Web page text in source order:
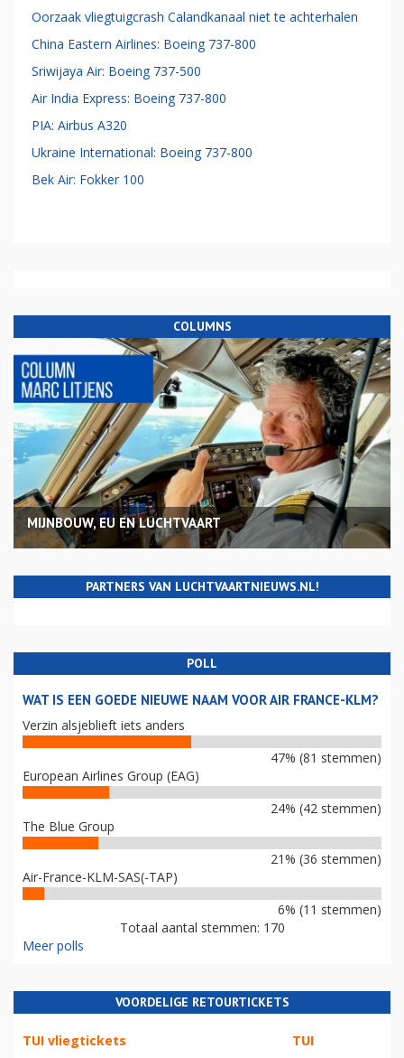
Oorzaak vliegtuigcrash Calandkanaal niet te achterhalen
China Eastern Airlines: Boeing 737-800
Sriwijaya Air: Boeing 737-500
Air India Express: Boeing 737-800
PIA: Airbus A320
Ukraine International: Boeing 737-800
Bek Air: Fokker 100
COLUMNS
MIJNBOUW, EU EN LUCHTVAART
PARTNERS VAN LUCHTVAARTNIEUWS.NL!
POLL
WAT IS EEN GOEDE NIEUWE NAAM VOOR AIR FRANCE-KLM?
Verzin alsjeblieft iets anders
47% (81 stemmen)
European Airlines Group (EAG)
24% (42 stemmen)
The Blue Group
21% (36 stemmen)
Air-France-KLM-SAS(-TAP)
6% (11 stemmen)
Totaal aantal stemmen: 170
Meer polls
VOORDELIGE RETOURTICKETS
TUI vliegtickets TUI